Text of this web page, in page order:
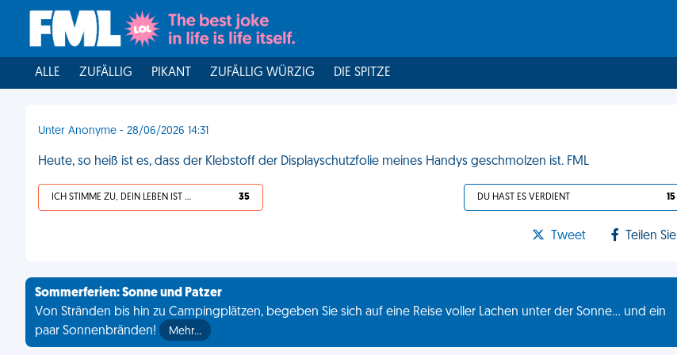
ALLE ZUFÄLLIG PIKANT ZUFÄLLIG WÜRZIG DIE SPITZE
Unter Anonyme - 28/06/2026 14:31
Heute, so heiß ist es, dass der Klebstoff der Displayschutzfolie meines Handys geschmolzen ist. FML
ICH STIMME ZU, DEIN LEBEN IST SCHEISSE 35 DU HAST ES VERDIENT 15
Tweet Teilen Sie
Sommerferien: Sonne und Patzer
Von Stränden bis hin zu Campingplätzen, begeben Sie sich auf eine Reise voller Lachen unter der Sonne... und ein
paar Sonnenbränden!
Mehr…